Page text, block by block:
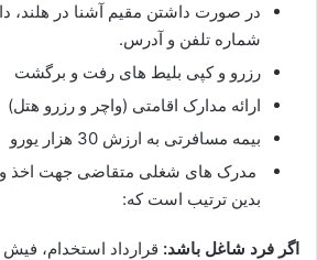
در صورت داشتن مقیم آشنا در هلند،
شماره تلفن و آدرس.
رزرو و کپی بلیط های رفت و برگشت
ارائه مدارک اقامتی (واچر و رزرو هتل)
بیمه مسافرتی به ارزش 30 هزار یورو
مدرک های شغلی متقاضی جهت اخذ
بدین ترتیب است که:
اگر فرد شاغل باشد: قرارداد استخدام، فیش